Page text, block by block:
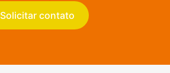
Solicitar contato